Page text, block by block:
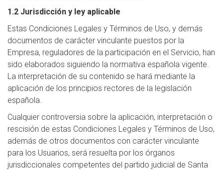
1.2 Jurisdicción y ley aplicable
Estas Condiciones Legales y Términos de Uso, y demás
documentos de carácter vinculante puestos por la
Empresa, reguladores de la participación en el Servicio, han
sido elaborados siguiendo la normativa española vigente.
La interpretación de su contenido se hará mediante la
aplicación de los principios rectores de la legislación
española.
Cualquier controversia sobre la aplicación, interpretación o
rescisión de estas Condiciones Legales y Términos de Uso,
además de otros documentos con carácter vinculante
para los Usuarios, será resuelta por los órganos
jurisdiccionales competentes del partido judicial de Santa